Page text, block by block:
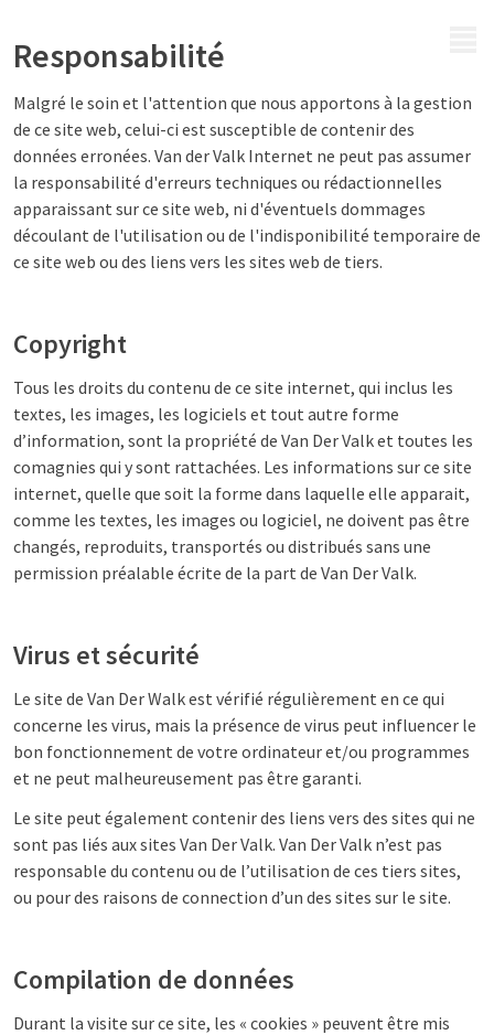
Responsabilité
Malgré le soin et l'attention que nous apportons à la gestion
de ce site web, celui-ci est susceptible de contenir des
données erronées. Van der Valk Internet ne peut pas assumer
la responsabilité d'erreurs techniques ou rédactionnelles
apparaissant sur ce site web, ni d'éventuels dommages
découlant de l'utilisation ou de l'indisponibilité temporaire de
ce site web ou des liens vers les sites web de tiers.
Copyright
Tous les droits du contenu de ce site internet, qui inclus les
textes, les images, les logiciels et tout autre forme
d’information, sont la propriété de Van Der Valk et toutes les
comagnies qui y sont rattachées. Les informations sur ce site
internet, quelle que soit la forme dans laquelle elle apparait,
comme les textes, les images ou logiciel, ne doivent pas être
changés, reproduits, transportés ou distribués sans une
permission préalable écrite de la part de Van Der Valk.
Virus et sécurité
Le site de Van Der Walk est vérifié régulièrement en ce qui
concerne les virus, mais la présence de virus peut influencer le
bon fonctionnement de votre ordinateur et/ou programmes
et ne peut malheureusement pas être garanti.
Le site peut également contenir des liens vers des sites qui ne
sont pas liés aux sites Van Der Valk. Van Der Valk n’est pas
responsable du contenu ou de l’utilisation de ces tiers sites,
ou pour des raisons de connection d’un des sites sur le site.
Compilation de données
Durant la visite sur ce site, les « cookies » peuvent être mis